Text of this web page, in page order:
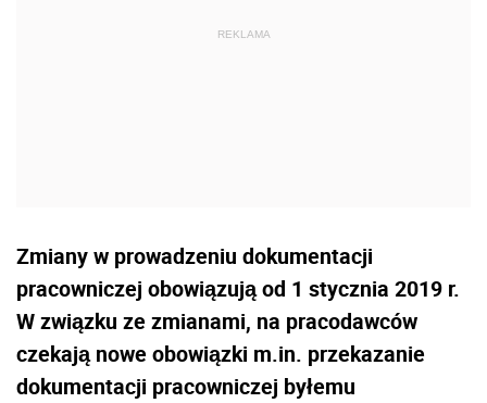
Zmiany w prowadzeniu dokumentacji
pracowniczej obowiązują od 1 stycznia 2019 r.
W związku ze zmianami, na pracodawców
czekają nowe obowiązki m.in. przekazanie
dokumentacji pracowniczej byłemu